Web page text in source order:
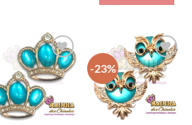
-23%